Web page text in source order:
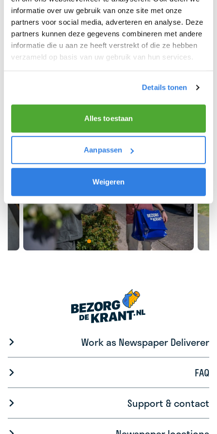
informatie over uw gebruik van onze site met onze
partners voor social media, adverteren en analyse. Deze
partners kunnen deze gegevens combineren met andere
informatie die u aan ze heeft verstrekt of die ze hebben
verzameld op basis van uw gebruik van hun services.
Details tonen
Alles toestaan
Aanpassen
Weigeren
We hope you can get started soon and wish you
the best of luck! 🚴‍♂️💨
Work as Newspaper Deliverer
FAQ
Support & contact